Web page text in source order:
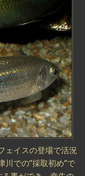
ェイスの登場で活況
川での”採取初め”で